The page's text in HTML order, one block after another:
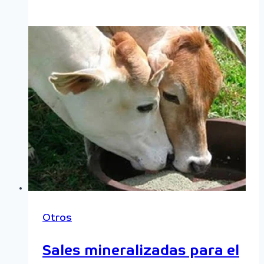
Otros
Sales mineralizadas para el